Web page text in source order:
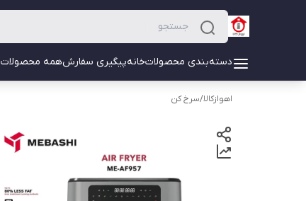
دسته‌بندی محصولاتخانهپیگیری سفارشهمه محصولات
اهوازکالا/سرخ کن